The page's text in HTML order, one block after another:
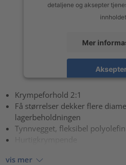
detaljene og aksepter
innholdet.
Mer
Krympeforhold 2:1
Få størrelser dekker flere
lagerbeholdningen
Tynnvegget, fleksibel
vis mer